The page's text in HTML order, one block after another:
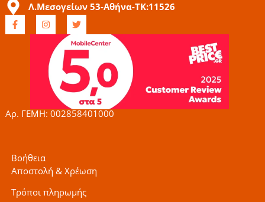
Λ.Μεσογείων 53-Αθήνα-ΤΚ:11526
F
a
c
I
n
s
g
r
a
m
T
w
t
t
e
r
Αρ. ΓΕΜΗ: 002858401000
Βοήθεια
Αποστολή & Χρέωση
Τρόποι πληρωμής